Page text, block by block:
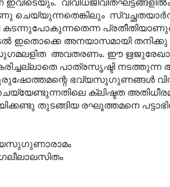
ഇവിടെയും.
ചെയ്യുന്നതെങ്കിലും
കടന്നുപോകുന്നതെന്ന
അനയാസമായി തനിക്കു
അവതരണം. ഈ
പാത്രസൃഷ്ടി
ഭവ്യസുഗുണങ്ങള്‍‍
ക്ലിഷ്ടത
തുടങ്ങിയ രഘൂത്തമനെ